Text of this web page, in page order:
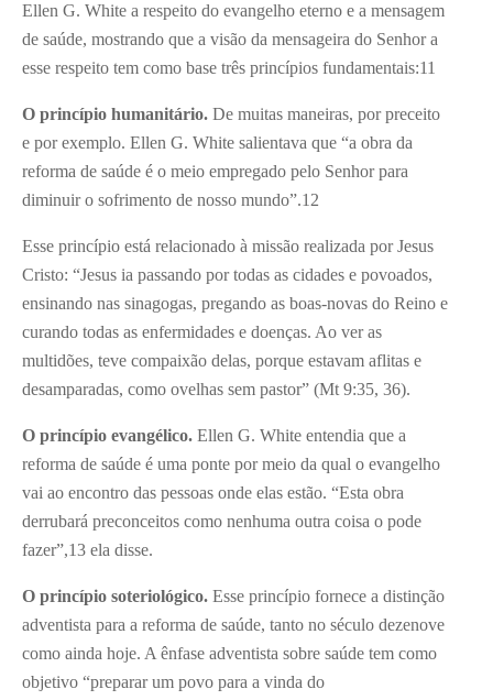
Ellen G. White a respeito do evangelho eterno e a mensagem
de saúde, mostrando que a visão da mensageira do Senhor a
esse respeito tem como base três princípios fundamentais:11
O princípio humanitário. De muitas maneiras, por preceito
e por exemplo. Ellen G. White salientava que “a obra da
reforma de saúde é o meio empregado pelo Senhor para
diminuir o sofrimento de nosso mundo”.12
Esse princípio está relacionado à missão realizada por Jesus
Cristo: “Jesus ia passando por todas as cidades e povoados,
ensinando nas sinagogas, pregando as boas-novas do Reino e
curando todas as enfermidades e doenças. Ao ver as
multidões, teve compaixão delas, porque estavam aflitas e
desamparadas, como ovelhas sem pastor” (Mt 9:35, 36).
O princípio evangélico. Ellen G. White entendia que a
reforma de saúde é uma ponte por meio da qual o evangelho
vai ao encontro das pessoas onde elas estão. “Esta obra
derrubará preconceitos como nenhuma outra coisa o pode
fazer”,13 ela disse.
O princípio soteriológico. Esse princípio fornece a distinção
adventista para a reforma de saúde, tanto no século dezenove
como ainda hoje. A ênfase adventista sobre saúde tem como
objetivo “preparar um povo para a vinda do